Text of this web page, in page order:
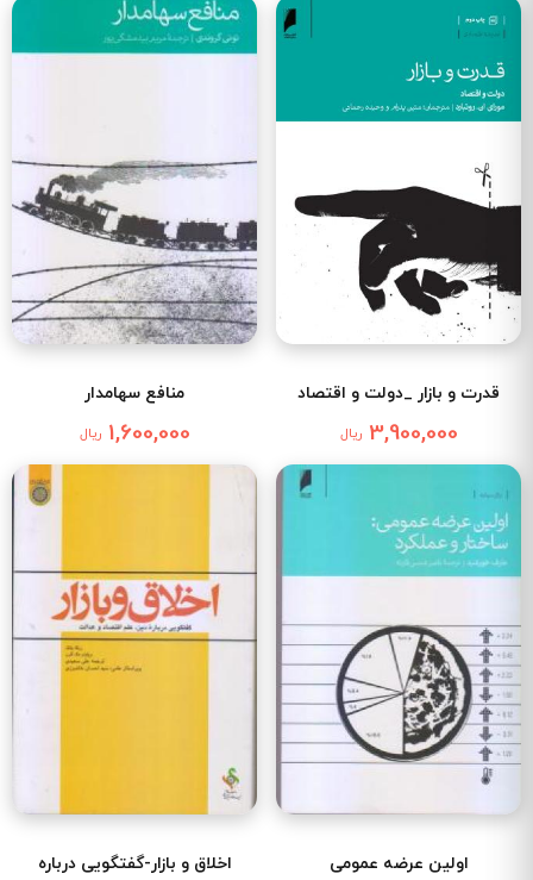
قدرت و بازار _دولت و اقتصاد
3,900,000 ریال
منافع سهامدار
1,600,000 ریال
اولین عرضه عمومی
اخلاق و بازار-گفتگویی درباره